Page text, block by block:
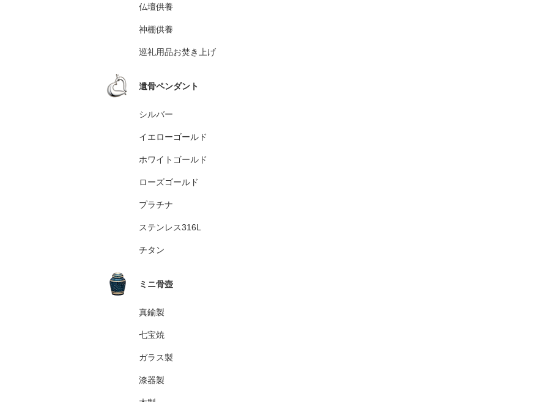
仏壇供養
神棚供養
巡礼用品お焚き上げ
遺骨ペンダント
シルバー
イエローゴールド
ホワイトゴールド
ローズゴールド
プラチナ
ステンレス316L
チタン
ミニ骨壺
真鍮製
七宝焼
ガラス製
漆器製